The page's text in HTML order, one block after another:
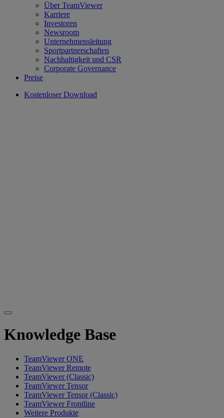
Über TeamViewer
Karriere
Investoren
Newsroom
Unternehmensleitung
Sportpartnerschaften
Nachhaltigkeit und CSR
Corporate Governance
Preise
Kostenloser Download
Knowledge Base
TeamViewer ONE
TeamViewer Remote
TeamViewer (Classic)
TeamViewer Tensor
TeamViewer Tensor (Classic)
TeamViewer Frontline
Weitere Produkte